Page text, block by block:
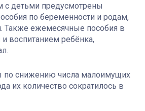
с детьми предусмотрены
по беременности и родам,
Также ежемесячные пособия в
воспитанием ребёнка,
снижению числа малоимущих
их количество сократилось в